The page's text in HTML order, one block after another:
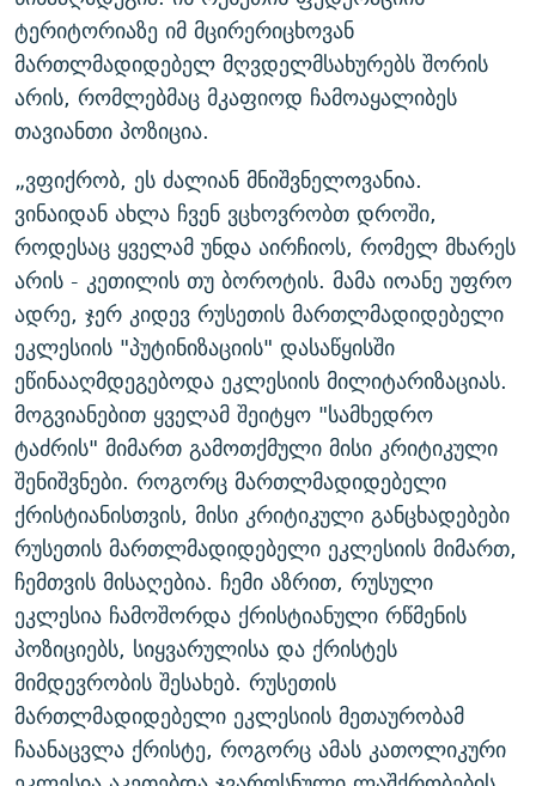
ტერიტორიაზე იმ მცირერიცხოვან
მართლმადიდებელ მღვდელმსახურებს შორის
არის, რომლებმაც მკაფიოდ ჩამოაყალიბეს
თავიანთი პოზიცია.
„ვფიქრობ, ეს ძალიან მნიშვნელოვანია.
ვინაიდან ახლა ჩვენ ვცხოვრობთ დროში,
როდესაც ყველამ უნდა აირჩიოს, რომელ მხარეს
არის - კეთილის თუ ბოროტის. მამა იოანე უფრო
ადრე, ჯერ კიდევ რუსეთის მართლმადიდებელი
ეკლესიის "პუტინიზაციის" დასაწყისში
ეწინააღმდეგებოდა ეკლესიის მილიტარიზაციას.
მოგვიანებით ყველამ შეიტყო "სამხედრო
ტაძრის" მიმართ გამოთქმული მისი კრიტიკული
შენიშვნები. როგორც მართლმადიდებელი
ქრისტიანისთვის, მისი კრიტიკული განცხადებები
რუსეთის მართლმადიდებელი ეკლესიის მიმართ,
ჩემთვის მისაღებია. ჩემი აზრით, რუსული
ეკლესია ჩამოშორდა ქრისტიანული რწმენის
პოზიციებს, სიყვარულისა და ქრისტეს
მიმდევრობის შესახებ. რუსეთის
მართლმადიდებელი ეკლესიის მეთაურობამ
ჩაანაცვლა ქრისტე, როგორც ამას კათოლიკური